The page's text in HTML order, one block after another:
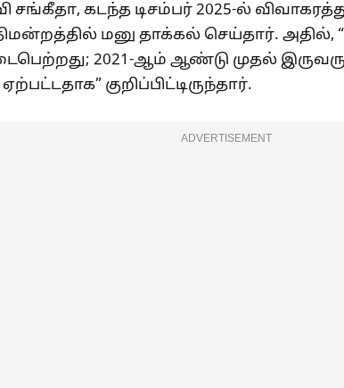
கடந்த டிசம்பர் 2025-ல்
மனு தாக்கல் செய்தார்.
2021-ஆம் ஆண்டு முதல்
குறிப்பிட்டிருந்தார்.
ADVERTISEMENT